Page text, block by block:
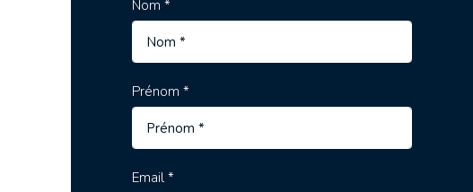
Nom *
Prénom *
Email *